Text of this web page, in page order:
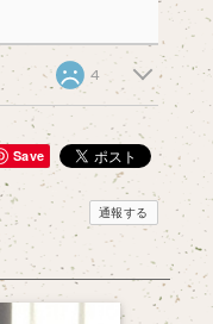
4
Save
通報する